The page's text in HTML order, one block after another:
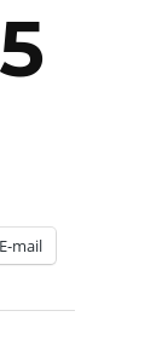
E-mail